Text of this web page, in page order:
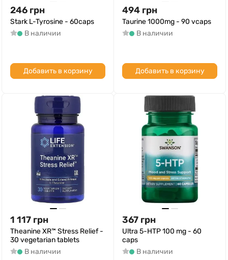
246 грн
Stark L-Tyrosine - 60caps
В наличии
Добавить в корзину
494 грн
Taurine 1000mg - 90 vcaps
В наличии
Добавить в корзину
1 117 грн
Theanine XR™ Stress Relief -
30 vegetarian tablets
В наличии
367 грн
Ultra 5-HTP 100 mg - 60
caps
В наличии